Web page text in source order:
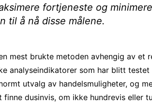
fortjeneste og
til å nå disse målene.
mest brukte metoden avhengig av et
analyseindikatorer som har blitt
utvalg av handelsmuligheter, og
finne dusinvis, om ikke hundrevis eller